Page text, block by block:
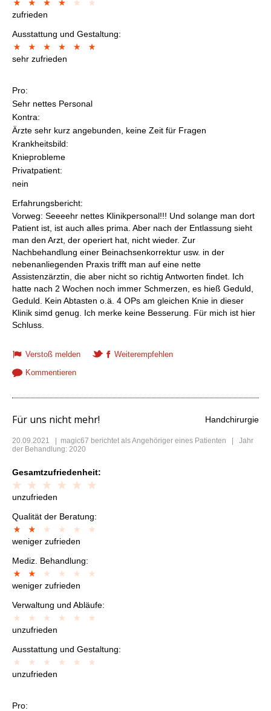
zufrieden
Ausstattung und Gestaltung:
sehr zufrieden
Pro:
Sehr nettes Personal
Kontra:
Ärzte sehr kurz angebunden, keine Zeit für Fragen
Krankheitsbild:
Knieprobleme
Privatpatient:
nein
Erfahrungsbericht:
Vorweg: Seeeehr nettes Klinikpersonal!!! Und solange man dort
Patient ist, ist auch alles prima. Aber nach der Entlassung sieht
man den Arzt, der operiert hat, nicht wieder. Zur
Nachbehandlung einer Beinachsenkorrektur usw. in der
nebenanliegenden Praxis trifft man auf eine nette
Assistenzärztin, die aber nicht so richtig Antworten findet. Ich
hatte nach 2 Wochen noch immer Schmerzen, es hieß Geduld,
Geduld. Kein Abtasten o.ä. 4 OPs am gleichen Knie in dieser
Klinik simd genug. Ich merke keine Besserung. Für mich ist hier
Schluss.
Verstoß melden
Weiterempfehlen
Kommentieren
Für uns nicht mehr! Handchirurgie
20.09.2021 | magic67 berichtet als Angehöriger eines Patienten | Jahr
der Behandlung: 2020
Gesamtzufriedenheit:
unzufrieden
Qualität der Beratung:
weniger zufrieden
Mediz. Behandlung:
weniger zufrieden
Verwaltung und Abläufe:
unzufrieden
Ausstattung und Gestaltung:
unzufrieden
Pro: